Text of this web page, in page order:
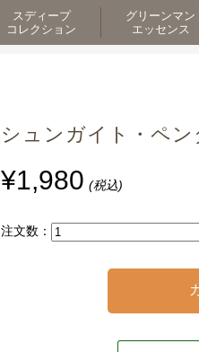
スディープ
コレクション
グリーンマン
エッセンス
シュンガイト・ペ
¥1,980 (税込)
注文数：